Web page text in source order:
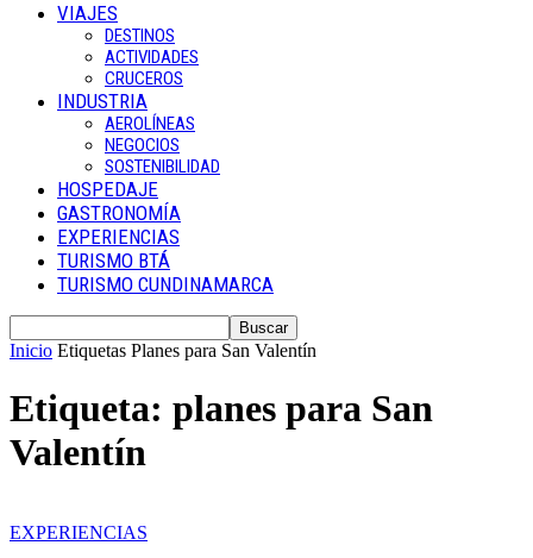
VIAJES
DESTINOS
ACTIVIDADES
CRUCEROS
INDUSTRIA
AEROLÍNEAS
NEGOCIOS
SOSTENIBILIDAD
HOSPEDAJE
GASTRONOMÍA
EXPERIENCIAS
TURISMO BTÁ
TURISMO CUNDINAMARCA
Inicio Etiquetas Planes para San Valentín
Etiqueta: planes para San
Valentín
EXPERIENCIAS